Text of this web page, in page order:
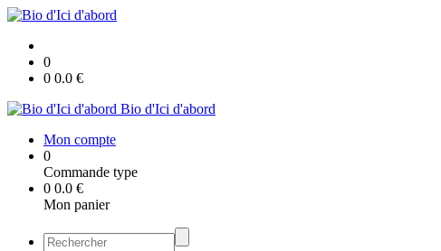
0
0 0.0 €
Bio d'Ici d'abord
Mon compte
0
Commande type
0 0.0 €
Mon panier